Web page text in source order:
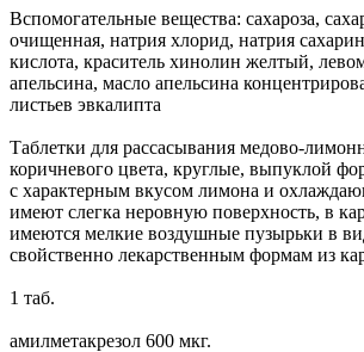
Вспомогательные вещества: сахароза,
очищенная, натрия хлорид, натрия
кислота, краситель хинолин желтый,
апельсина, масло апельсина
листьев эвкалипта
Таблетки для рассасывания медово-
коричневого цвета, круглые, выпуклой
с характерным вкусом лимона и
имеют слегка неровную поверхность, в
имеются мелкие воздушные пузырьки в
свойственно лекарственным формам из
1 таб.
амилметакрезол 600 мкг.